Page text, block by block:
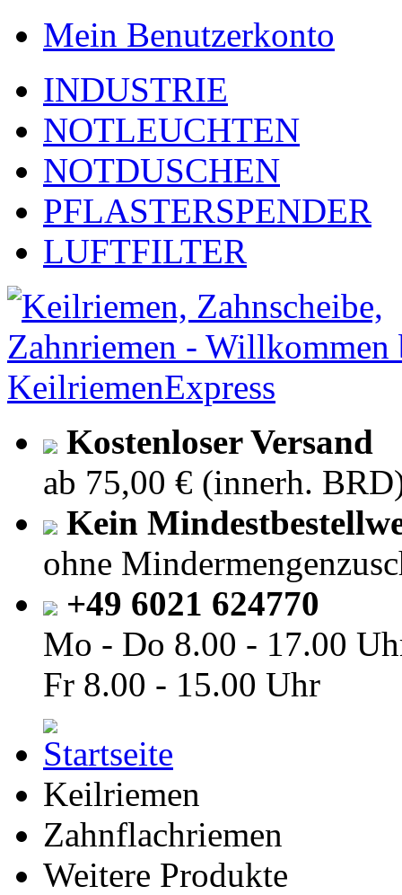
Mein Benutzerkonto
INDUSTRIE
NOTLEUCHTEN
NOTDUSCHEN
PFLASTERSPENDER
LUFTFILTER
Kostenloser Versand
ab 75,00 € (innerh.
Kein
ohne
+49 6021 624770
Mo - Do 8.00 - 17.00
Fr 8.00 - 15.00 Uhr
Keilriemen
Zahnflachriemen
Weitere Produkte